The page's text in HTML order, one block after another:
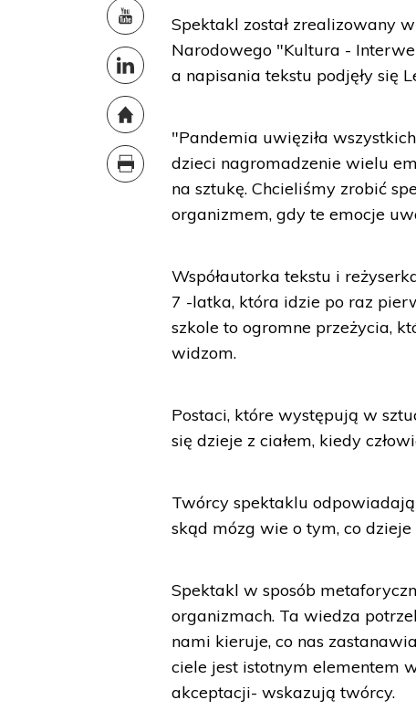
Spektakl został zrealizowany
Narodowego "Kultura -
a napisania tekstu podjęły się
"Pandemia uwięziła
dzieci nagromadzenie wielu
na sztukę. Chcieliśmy zrobić
organizmem, gdy te emocje
Współautorka tekstu i
7 -latka, która idzie po raz
szkole to ogromne przeżycia,
widzom.
Postaci, które występują w
się dzieje z ciałem, kiedy
Twórcy spektaklu
skąd mózg wie o tym, co
Spektakl w sposób
organizmach. Ta wiedza
nami kieruje, co nas
ciele jest istotnym elementem
akceptacji- wskazują twórcy.